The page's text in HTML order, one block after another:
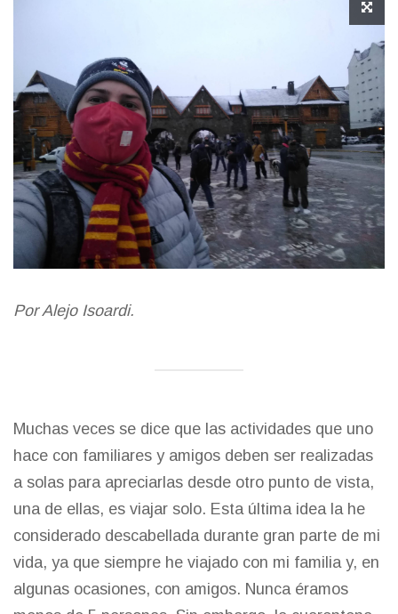
Por Alejo Isoardi.
Muchas veces se dice que las actividades que uno
hace con familiares y amigos deben ser realizadas
a solas para apreciarlas desde otro punto de vista,
una de ellas, es viajar solo. Esta última idea la he
considerado descabellada durante gran parte de mi
vida, ya que siempre he viajado con mi familia y, en
algunas ocasiones, con amigos. Nunca éramos